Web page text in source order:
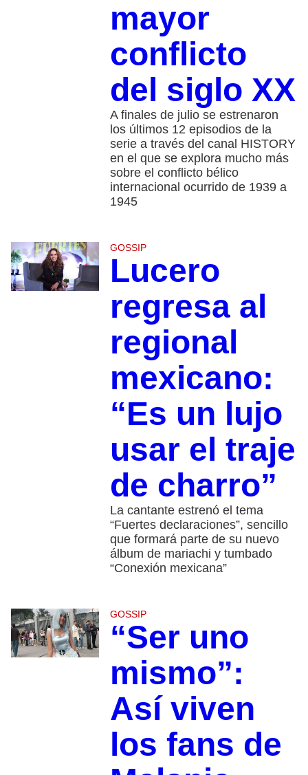
mayor
conflicto
del siglo XX
A finales de julio se estrenaron
los últimos 12 episodios de la
serie a través del canal HISTORY
en el que se explora mucho más
sobre el conflicto bélico
internacional ocurrido de 1939 a
1945
GOSSIP
Lucero
regresa al
regional
mexicano:
“Es un lujo
usar el traje
de charro”
La cantante estrenó el tema
“Fuertes declaraciones”, sencillo
que formará parte de su nuevo
álbum de mariachi y tumbado
“Conexión mexicana”
GOSSIP
“Ser uno
mismo”:
Así viven
los fans de